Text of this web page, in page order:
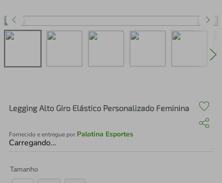
Legging Alto Giro Elástico Personalizado Feminina
Fornecido e entregue por Palotina Esportes
Carregando…
Tamanho
2º cafeteira